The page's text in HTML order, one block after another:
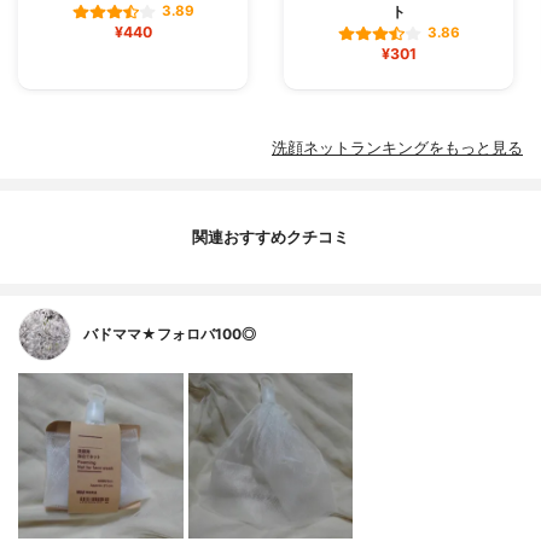
3.89
¥440
ト
3.86
¥301
洗顔ネットランキングをもっと見る
関連おすすめクチコミ
バドママ★フォロバ100◎